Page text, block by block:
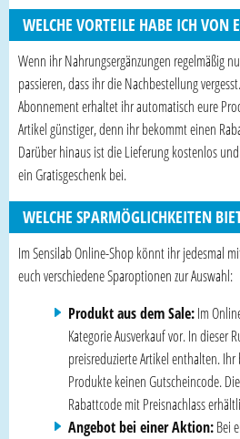
WELCHE VORTEILE HABE ICH VON
Wenn ihr Nahrungsergänzungen regelmäßig
passieren, dass ihr die Nachbestellung
Abonnement erhaltet ihr automatisch eure
Artikel günstiger, denn ihr bekommt einen
Darüber hinaus ist die Lieferung kostenlos
ein Gratisgeschenk bei.
WELCHE SPARMÖGLICHKEITEN
Im Sensilab Online-Shop könnt ihr jedesmal
euch verschiedene Sparoptionen zur Auswahl:
Produkt aus dem Sale:Im
Kategorie Ausverkauf vor. In dieser
preisreduzierte Artikel enthalten.
Produkte keinen Gutscheincode.
Rabattcode mit Preisnachlass
Angebot bei einer Aktion:Bei